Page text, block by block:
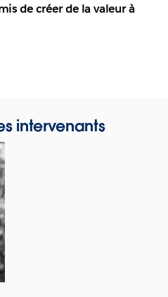
de créer de la valeur à
intervenants